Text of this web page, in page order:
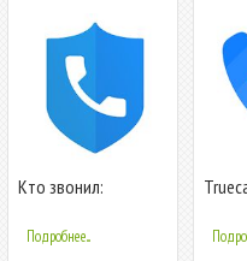
Кто звонил:
номера (АОН),
антиспам
Подробнее...